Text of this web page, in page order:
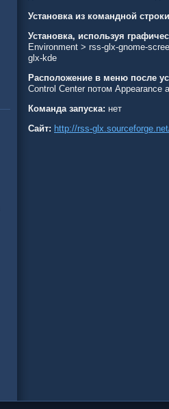
Установка из командной
Установка, используя
Environment > rss-glx-gnome-
glx-kde
Расположение в меню после
Control Center потом Appearance
Команда запуска: нет
Сайт: http://rss-